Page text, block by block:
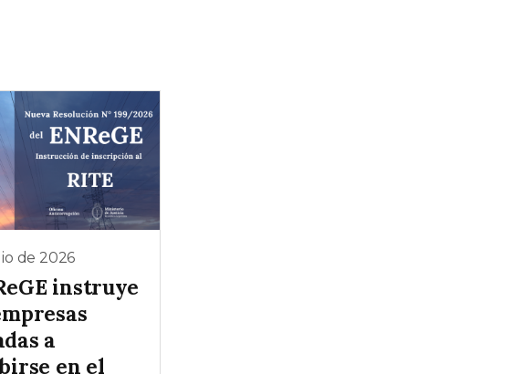
de 2026
instruye
a
en el